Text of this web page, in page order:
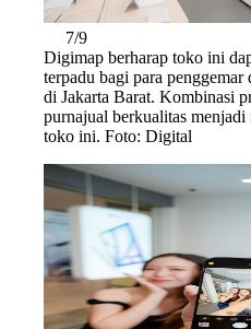
7/9
Digimap berharap toko ini
terpadu bagi para
di Jakarta Barat. Kombinasi
purnajual berkualitas
toko ini. Foto: Digital